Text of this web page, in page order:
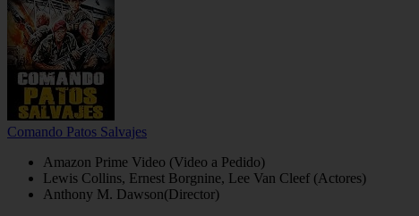
Comando Patos Salvajes
Amazon Prime Video (Video a Pedido)
Lewis Collins, Ernest Borgnine, Lee Van Cleef (Actores)
Anthony M. Dawson(Director)